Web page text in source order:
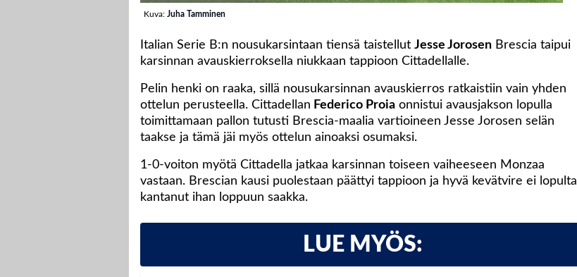
Kuva: Juha Tamminen
Italian Serie B:n nousukarsintaan tiensä taistellut Jesse Jorosen Brescia taipui
karsinnan avauskierroksella niukkaan tappioon Cittadellalle.
Pelin henki on raaka, sillä nousukarsinnan avauskierros ratkaistiin vain yhden
ottelun perusteella. Cittadellan Federico Proia onnistui avausjakson lopulla
toimittamaan pallon tutusti Brescia-maalia vartioineen Jesse Jorosen selän
taakse ja tämä jäi myös ottelun ainoaksi osumaksi.
1-0-voiton myötä Cittadella jatkaa karsinnan toiseen vaiheeseen Monzaa
vastaan. Brescian kausi puolestaan päättyi tappioon ja hyvä kevätvire ei lopulta
kantanut ihan loppuun saakka.
LUE MYÖS: